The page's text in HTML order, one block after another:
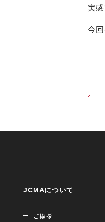
実
今
JCMAについて
ご挨拶